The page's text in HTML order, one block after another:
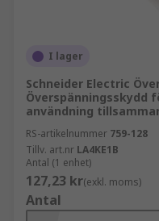
I lager
Schneider Electric
Överspänningsskydd
användning
RS-artikelnummer 759-128
Tillv. art.nr LA4KE1B
Antal (1 enhet)
127,23 kr(exkl. moms)
Antal